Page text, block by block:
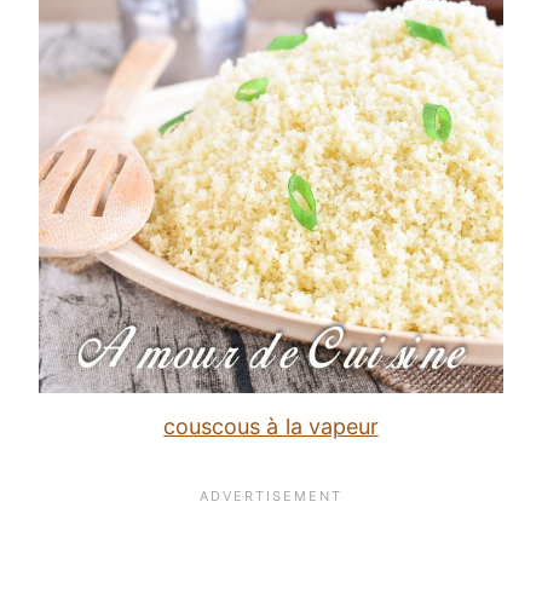
couscous à la vapeur